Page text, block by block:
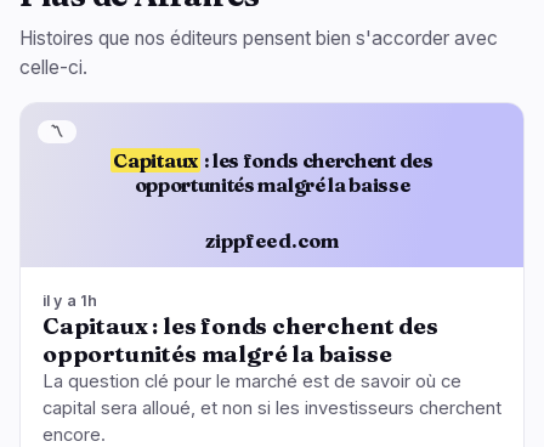
Histoires que nos éditeurs pensent bien s'accorder avec
celle-ci.
Capitaux : les fonds cherchent des
opportunités malgré la baisse
zippfeed.com
〽️
il y a 1h
Capitaux : les fonds cherchent des
opportunités malgré la baisse
La question clé pour le marché est de savoir où ce
capital sera alloué, et non si les investisseurs cherchent
encore.